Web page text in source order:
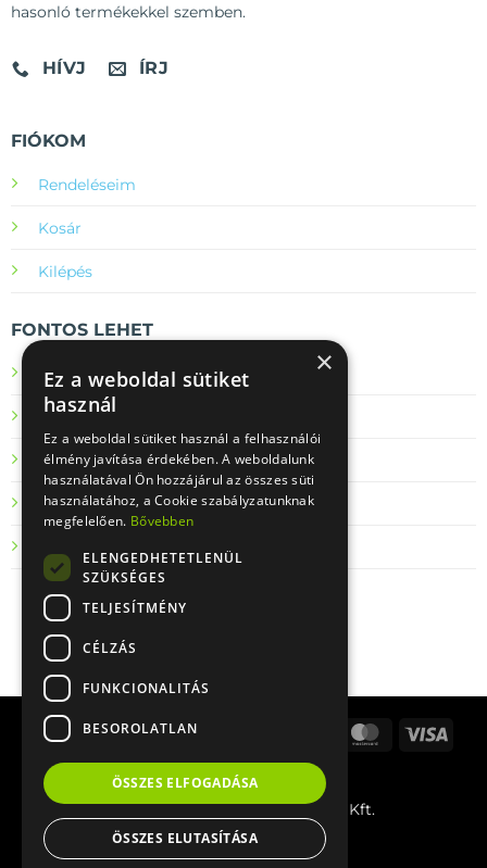
hasonló termékekkel szemben.
HÍVJ ÍRJ
FIÓKOM
Rendeléseim
Kosár
Kilépés
FONTOS LEHET
ÁSZF
Adatkezelési tájékoztató
Visszaküldés
Kapcsolat
Stripe
Apple
Cash
Delivery
MasterCard
Visa
PayPal
© 2026 BFour Innovative Tools Kft.
×
Ez a weboldal sütiket
használ
Ez a weboldal sütiket használ a felhasználói
élmény javítása érdekében. A weboldalunk
használatával Ön hozzájárul az összes süti
használatához, a Cookie szabályzatunknak
megfelelően. Bővebben
ELENGEDHETETLENÜL
SZÜKSÉGES
TELJESÍTMÉNY
CÉLZÁS
FUNKCIONALITÁS
BESOROLATLAN
ÖSSZES ELFOGADÁSA
ÖSSZES ELUTASÍTÁSA